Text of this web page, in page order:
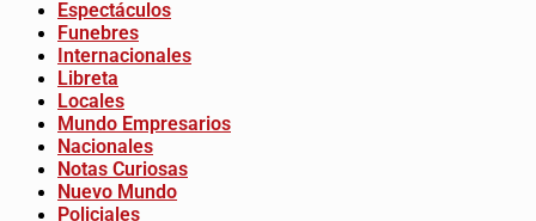
Espectáculos
Funebres
Internacionales
Libreta
Locales
Mundo Empresarios
Nacionales
Notas Curiosas
Nuevo Mundo
Policiales